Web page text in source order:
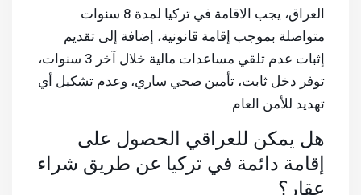
العراق، يجب الاقامة في تركيا لمدة 8 سنوات
متواصلة بموجب إقامة قانونية، إضافة إلى تقديم
إثبات عدم تلقي مساعدات مالية خلال آخر 3 سنوات،
توفر دخل ثابت، تأمين صحي ساري، وعدم تشكيل أي
تهديد للأمن العام.
هل يمكن للعراقي الحصول على
إقامة دائمة في تركيا عن طريق شراء
عقار؟